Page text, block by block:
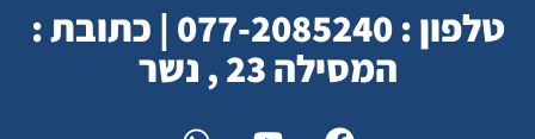
טלפון : 077-2085240 | כתובת :
המסילה 23 , נשר